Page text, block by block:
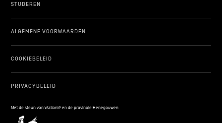
STUDEREN
ALGEMENE VOORWAARDEN
COOKIEBELEID
PRIVACYBELEID
Met de steun van Wallonië en de provincie Henegouwen